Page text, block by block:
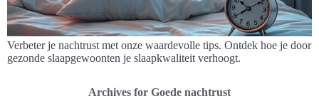
Verbeter je nachtrust met onze waardevolle tips. Ontdek hoe je door
gezonde slaapgewoonten je slaapkwaliteit verhoogt.
Archives for Goede nachtrust